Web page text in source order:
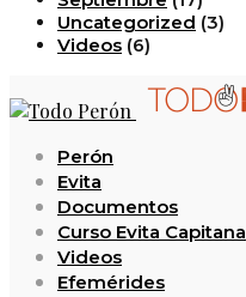
Uncategorized (3)
Videos (6)
Perón
Evita
Documentos
Curso Evita Capitana
Videos
Efemérides